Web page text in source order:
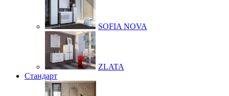
SOFIA NOVA
ZLATA
Стандарт